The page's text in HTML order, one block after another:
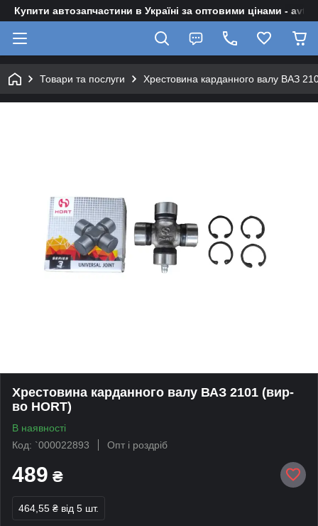
Купити автозапчастини в Україні за оптовими цінами -
Товари та послуги Хрестовина карданного валу ВАЗ
Хрестовина карданного валу ВАЗ 2101 (вир-
во HORT)
В наявності
Код: `000022893
Опт і роздріб
489 ₴
464,55 ₴ від 5 шт.